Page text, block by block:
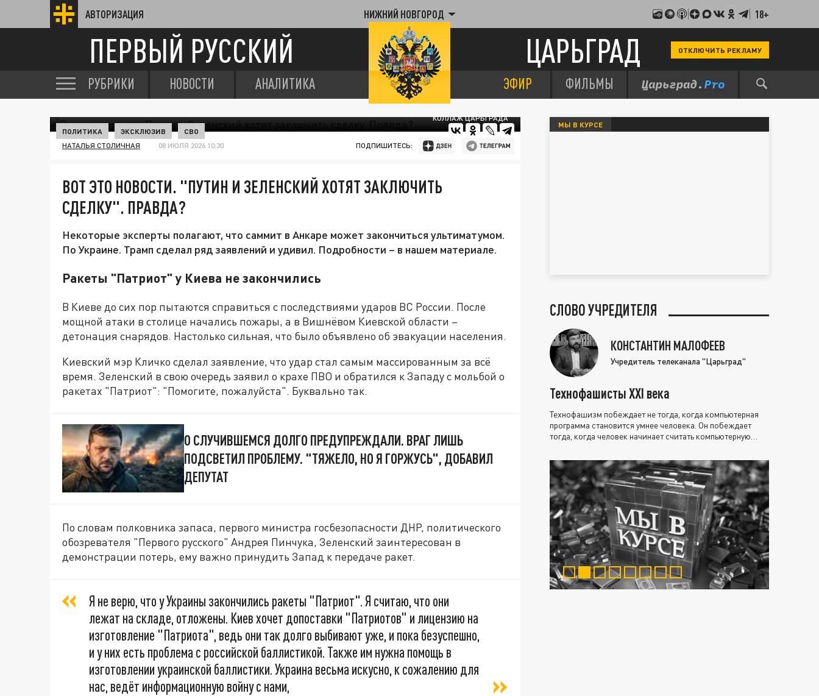
АВТОРИЗАЦИЯ НИЖНИЙ НОВГОРОД 18+
ПЕРВЫЙ РУССКИЙ ЦАРЬГРАД ОТКЛЮЧИТЬ РЕКЛАМУ
РУБРИКИ НОВОСТИ АНАЛИТИКА ЭФИР ФИЛЬМЫ
КОЛЛАЖ ЦАРЬГРАДА
ПОЛИТИКА ЭКСКЛЮЗИВ СВО
НАТАЛЬЯ СТОЛИЧНАЯ 08 ИЮЛЯ 2026 10:30 ПОДПИШИТЕСЬ:
ВОТ ЭТО НОВОСТИ. "ПУТИН И ЗЕЛЕНСКИЙ ХОТЯТ ЗАКЛЮЧИТЬ
СДЕЛКУ". ПРАВДА?
Некоторые эксперты полагают, что саммит в Анкаре может закончиться ультиматумом.
По Украине. Трамп сделал ряд заявлений и удивил. Подробности – в нашем материале.
Ракеты "Патриот" у Киева не закончились
В Киеве до сих пор пытаются справиться с последствиями ударов ВС России. После
мощной атаки в столице начались пожары, а в Вишнёвом Киевской области –
детонация снарядов. Настолько сильная, что было объявлено об эвакуации населения.
Киевский мэр Кличко сделал заявление, что удар стал самым массированным за всё
время. Зеленский в свою очередь заявил о крахе ПВО и обратился к Западу с мольбой о
ракетах "Патриот": "Помогите, пожалуйста". Буквально так.
О СЛУЧИВШЕМСЯ ДОЛГО ПРЕДУПРЕЖДАЛИ. ВРАГ ЛИШЬ
ПОДСВЕТИЛ ПРОБЛЕМУ. "ТЯЖЕЛО, НО Я ГОРЖУСЬ", ДОБАВИЛ
ДЕПУТАТ
По словам полковника запаса, первого министра госбезопасности ДНР, политического
обозревателя "Первого русского" Андрея Пинчука, Зеленский заинтересован в
демонстрации потерь, ему важно принудить Запад к передаче ракет.
Я не верю, что у Украины закончились ракеты "Патриот". Я считаю, что они
лежат на складе, отложены. Киев хочет допоставки "Патриотов" и лицензию на
изготовление "Патриота", ведь они так долго выбивают уже, и пока безуспешно,
и у них есть проблема с российской баллистикой. Также им нужна помощь в
изготовлении украинской баллистики. Украина весьма искусно, к сожалению для
нас, ведёт информационную войну с нами,
МЫ В КУРСЕ
СЛОВО УЧРЕДИТЕЛЯ
КОНСТАНТИН МАЛОФЕЕВ
Учредитель телеканала "Царьград"
Технофашисты XXI века
Технофашизм побеждает не тогда, когда компьютерная
программа становится умнее человека. Он побеждает
тогда, когда человек начинает считать компьютерную